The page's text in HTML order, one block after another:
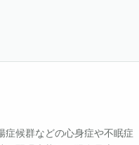
候群などの心身症や不眠症